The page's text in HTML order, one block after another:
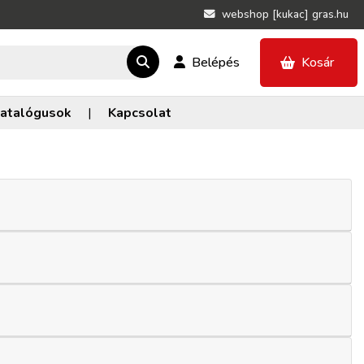
webshop [kukac] gras.hu
Belépés Kosár
| Kapcsolat